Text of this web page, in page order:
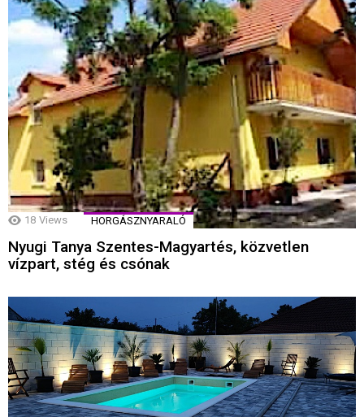
18 Views HORGÁSZNYARALÓ
Nyugi Tanya Szentes-Magyartés, közvetlen
vízpart, stég és csónak